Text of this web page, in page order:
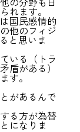
の分野も日
れます。
国民感情的
他のフィジ
と思いま
いる（トラ
盾がある）
す。
があるんで
る方が為替
になりま